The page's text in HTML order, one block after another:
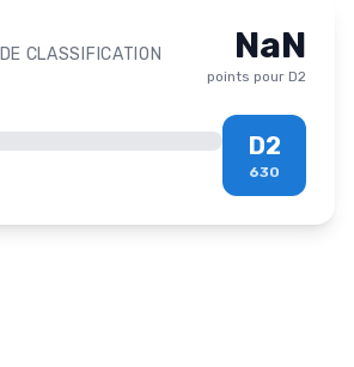
CLASSIFICATION NaN
points pour D2
D2
630